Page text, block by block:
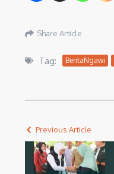
Share Article
Tag: BeritaNgawi
Previous Article